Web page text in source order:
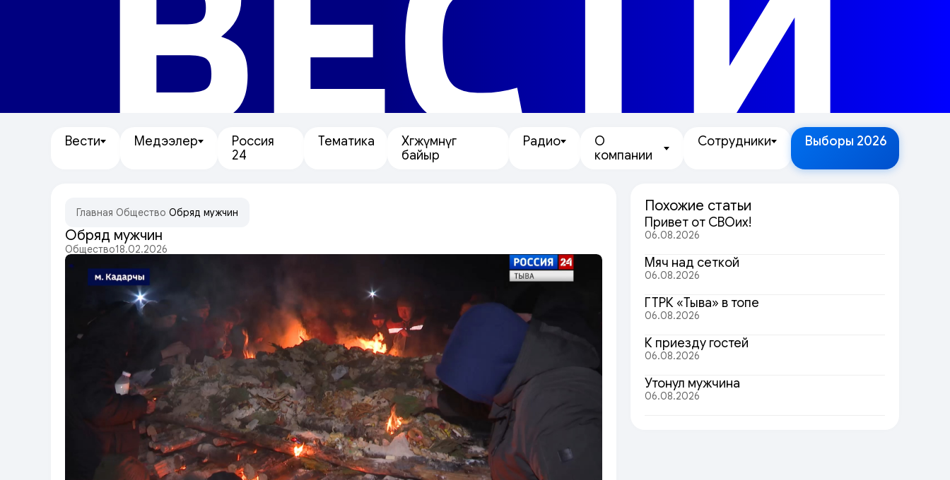
ВЕСТИ
Вести Медээлер
Россия
24
Тематика
Хөгжүмнүг
байыр
Радио
О
компании
Сотрудники Выборы 2026
Главная Общество Обряд мужчин
Обряд мужчин
Общество18.02.2026
Похожие статьи
Привет от СВОих!
06.08.2026
Мяч над сеткой
06.08.2026
ГТРК «Тыва» в топе
06.08.2026
К приезду гостей
06.08.2026
Утонул мужчина
06.08.2026